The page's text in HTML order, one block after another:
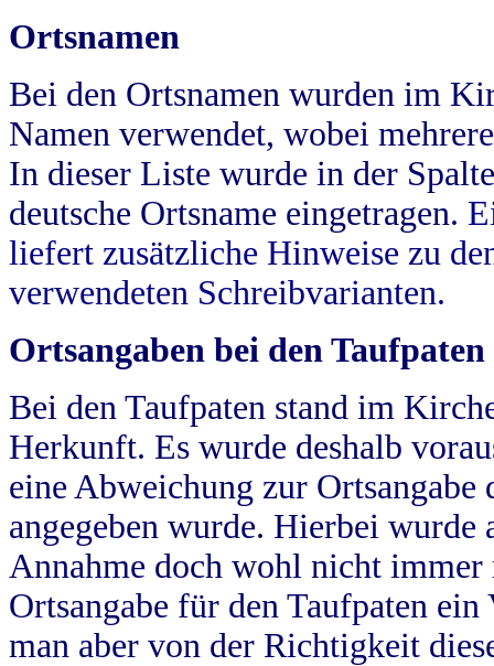
Ortsnamen
Bei den Ortsnamen wurden im
Namen verwendet, wobei
In dieser Liste wurde in der
deutsche Ortsname eingetragen.
liefert zusätzliche Hinweise zu
verwendeten Schreibvarianten.
Ortsangaben bei den Taufpaten
Bei den Taufpaten stand im
Herkunft. Es wurde deshalb
eine Abweichung zur
angegeben wurde. Hierbei wurde
Annahme doch wohl nicht
Ortsangabe für den Taufpaten
man aber von der Richtigkeit